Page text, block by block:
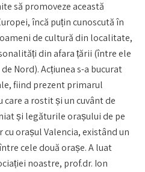
să promoveze această
încă puțin cunoscută în
de cultură din localitate,
din afara țării (între ele
Nord). Acțiunea s-a bucurat
fiind prezent primarul
a rostit și un cuvânt de
și legăturile orașului de pe
cu orașul Valencia, existând un
cele două orașe. A luat
noastre, prof.dr. Ion